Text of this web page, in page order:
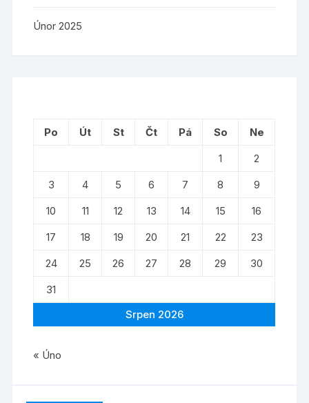
Únor 2025
Srpen 2026
Po Út St Čt Pá So
Ne
1
2
3
4 5 6 7 8
9
10
11 12 13 14 15
16
17
18 19 20 21 22
23
24
25 26 27 28 29
30
31
« Úno